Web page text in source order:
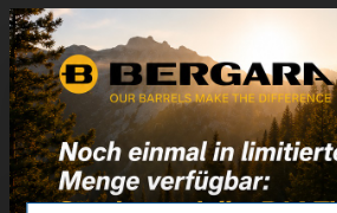
Artikelnummer:87-A04301
44,90 €
❌ Nicht auf Lager